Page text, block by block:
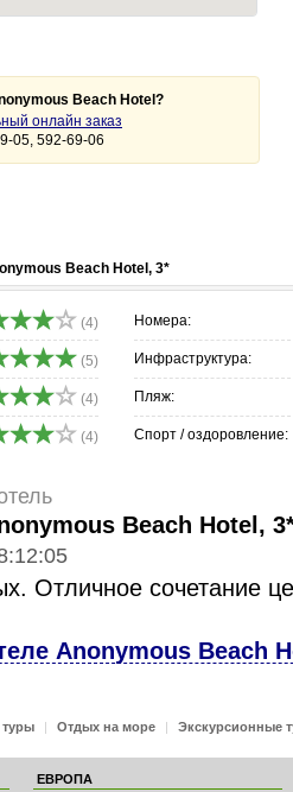
Beach Hotel?
онлайн заказ
05, 592-69-06
Beach Hotel, 3*
(4) Номера:
(5) Инфраструктура:
(4) Пляж:
(4) Спорт / оздоровление:
Beach Hotel,
Отличное сочетание
Anonymous Beach
туры | Отдых на море | Экскурсионные
ЕВРОПА